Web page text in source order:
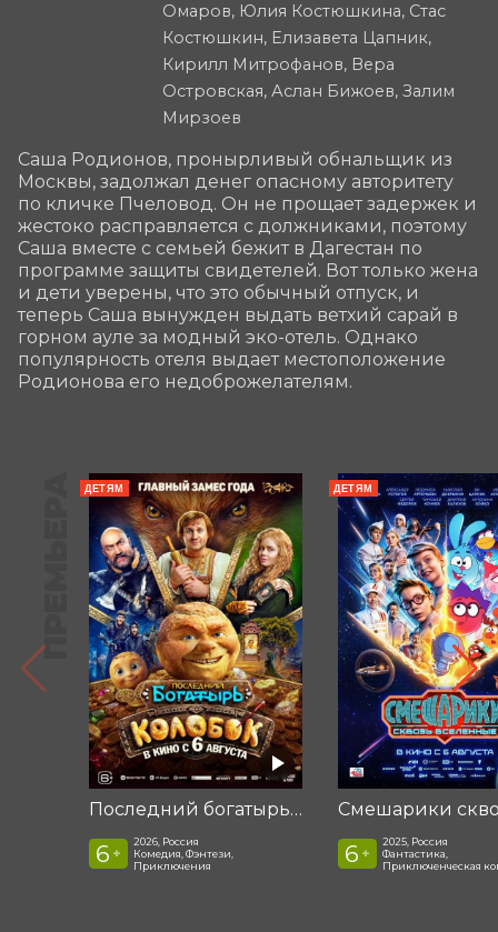
Омаров, Юлия Костюшкина, Стас
Костюшкин, Елизавета Цапник,
Кирилл Митрофанов, Вера
Островская, Аслан Бижоев, Залим
Мирзоев
Саша Родионов, пронырливый обнальщик из
Москвы, задолжал денег опасному авторитету
по кличке Пчеловод. Он не прощает задержек и
жестоко расправляется с должниками, поэтому
Саша вместе с семьей бежит в Дагестан по
программе защиты свидетелей. Вот только жена
и дети уверены, что это обычный отпуск, и
теперь Саша вынужден выдать ветхий сарай в
горном ауле за модный эко-отель. Однако
популярность отеля выдает местоположение
Родионова его недоброжелателям.
ДЕТЯМ
Последний богатырь. Колобок
6 +
2026, Россия
Комедия, Фэнтези,
Приключения
ДЕТЯМ
6 +
2025, Россия
Фантастика,
Приключенческая